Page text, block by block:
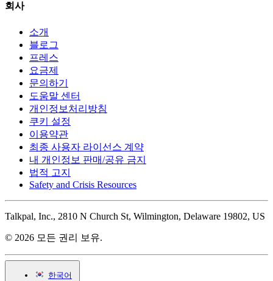
회사
소개
블로그
프레스
요금제
문의하기
도움말 센터
개인정보처리방침
쿠키 설정
이용약관
최종 사용자 라이선스 계약
내 개인정보 판매/공유 금지
법적 고지
Safety and Crisis Resources
Talkpal, Inc., 2810 N Church St, Wilmington, Delaware 19802, US
© 2026 모든 권리 보유.
한국어